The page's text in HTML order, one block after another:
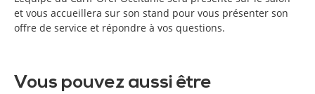
et vous accueillera sur son stand pour vous présenter son
offre de service et répondre à vos questions.
Vous pouvez aussi être